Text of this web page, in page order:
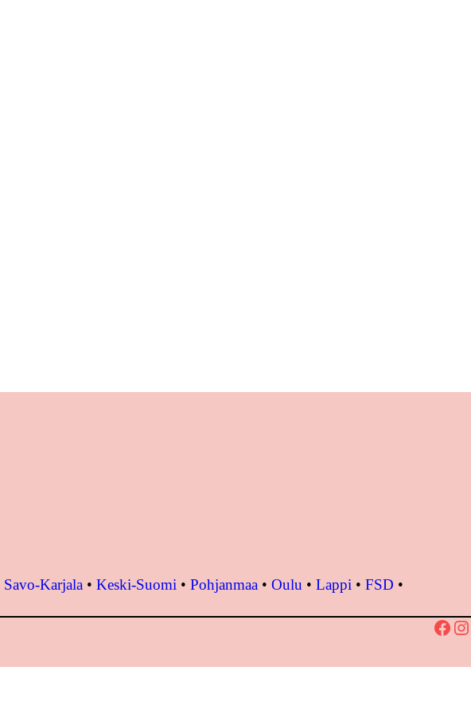
Savo-Karjala • Keski-Suomi • Pohjanmaa • Oulu • Lappi • FSD •
Facebook Instagram